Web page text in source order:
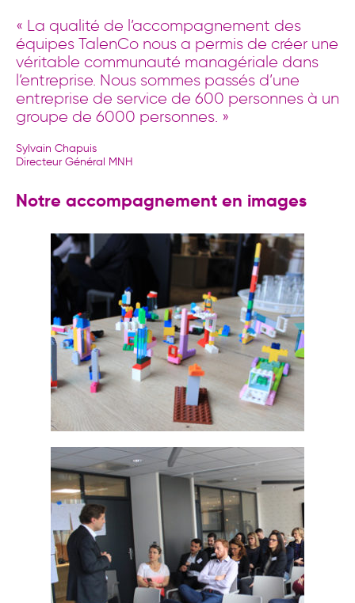
« La qualité de l’accompagnement des
équipes TalenCo nous a permis de créer une
véritable communauté managériale dans
l’entreprise. Nous sommes passés d’une
entreprise de service de 600 personnes à un
groupe de 6000 personnes. »
Sylvain Chapuis
Directeur Général MNH
Notre accompagnement en images